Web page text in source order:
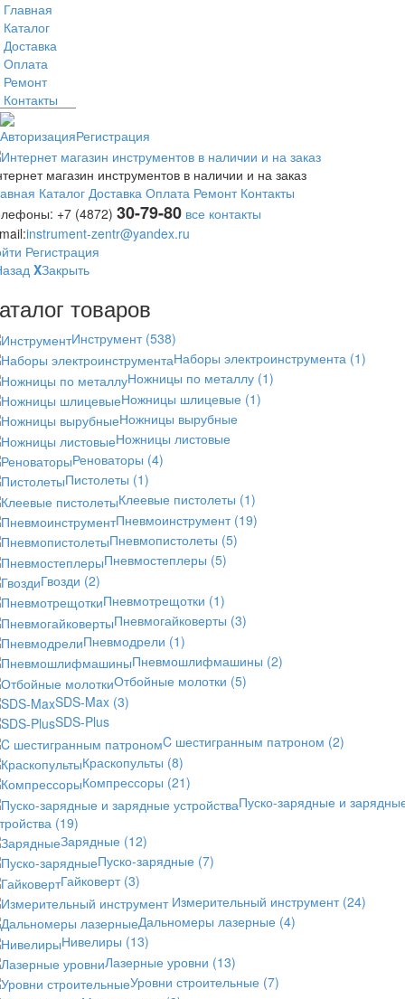
Главная
Каталог
Доставка
Оплата
Ремонт
Контакты
АвторизацияРегистрация
магазин инструментов в наличии и на заказ
Каталог Доставка Оплата Ремонт Контакты
+7 (4872) 30-79-80 все контакты
instrument-zentr@yandex.ru
Регистрация
XЗакрыть
товаров
Инструмент (538)
Наборы электроинструмента (1)
Ножницы по металлу (1)
Ножницы шлицевые (1)
Ножницы вырубные
Ножницы листовые
Реноваторы (4)
Пистолеты (1)
Клеевые пистолеты (1)
Пневмоинструмент (19)
Пневмопистолеты (5)
Пневмостеплеры (5)
Гвозди (2)
Пневмотрещотки (1)
Пневмогайковерты (3)
Пневмодрели (1)
Пневмошлифмашины (2)
Отбойные молотки (5)
SDS-Max (3)
SDS-Plus
C шестигранным патроном (2)
Краскопульты (8)
Компрессоры (21)
Пуско-зарядные и
(19)
Зарядные (12)
Пуско-зарядные (7)
Гайковерт (3)
Измерительный инструмент (24)
Дальномеры лазерные (4)
Нивелиры (13)
Лазерные уровни (13)
Уровни строительные (7)